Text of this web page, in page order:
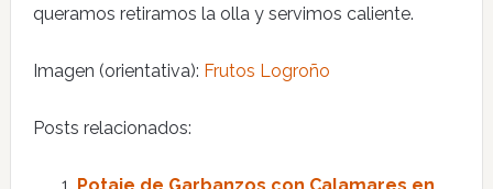
queramos retiramos la olla y servimos caliente.
Imagen (orientativa): Frutos Logroño
Posts relacionados: